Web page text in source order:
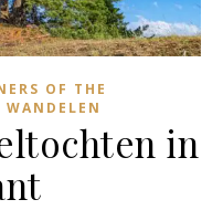
OF THE
WANDELEN
in